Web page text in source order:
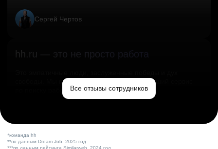
Сергей Чертов
hh.ru — это не просто работа
свободы. Мы помогаем миру и создаём лучший сервис
по поиску работы в стране.Все отзывы сотрудников
*команда hh
**по данным Dream Job, 2025 год
***по данным рейтинга Similarweb, 2024 год